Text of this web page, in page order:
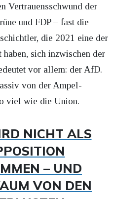
Vertrauensschwund der
und FDP – fast die
die 2021 eine der
sich inzwischen der
vor allem: der AfD.
von der Ampel-
viel wie die Union.
NICHT ALS
– UND
VON DEN